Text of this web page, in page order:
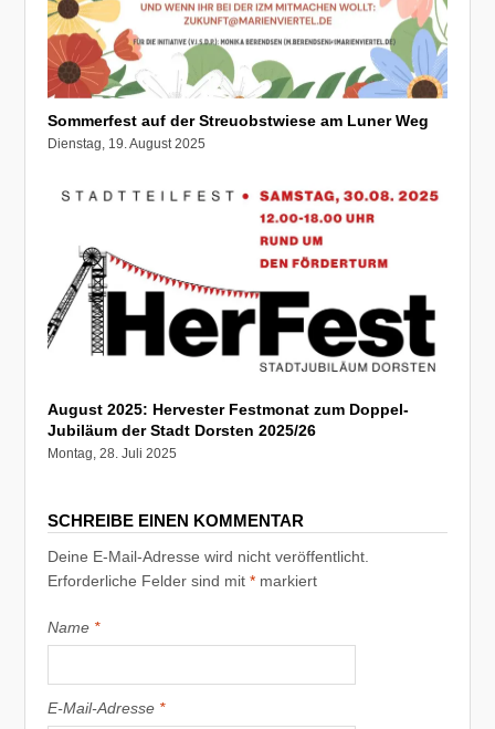
Sommerfest auf der Streuobstwiese am Luner Weg
Dienstag, 19. August 2025
August 2025: Hervester Festmonat zum Doppel-
Jubiläum der Stadt Dorsten 2025/26
Montag, 28. Juli 2025
SCHREIBE EINEN KOMMENTAR
Deine E-Mail-Adresse wird nicht veröffentlicht.
Erforderliche Felder sind mit* markiert
Name *
E-Mail-Adresse *